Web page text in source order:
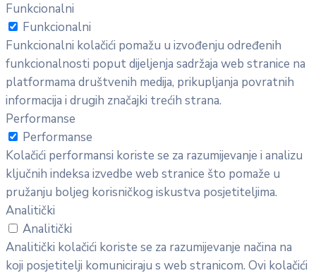
Funkcionalni
Funkcionalni
Funkcionalni kolačići pomažu u izvođenju određenih
funkcionalnosti poput dijeljenja sadržaja web stranice na
platformama društvenih medija, prikupljanja povratnih
informacija i drugih značajki trećih strana.
Performanse
Performanse
Kolačići performansi koriste se za razumijevanje i analizu
ključnih indeksa izvedbe web stranice što pomaže u
pružanju boljeg korisničkog iskustva posjetiteljima.
Analitički
Analitički
Analitički kolačići koriste se za razumijevanje načina na
koji posjetitelji komuniciraju s web stranicom. Ovi kolačići